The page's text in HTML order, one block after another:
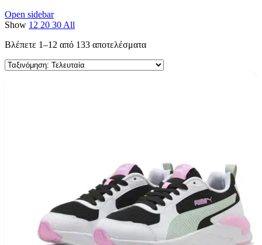
Open sidebar
Show 12 20 30 All
Βλέπετε 1–12 από 133 αποτελέσματαSorted
latest